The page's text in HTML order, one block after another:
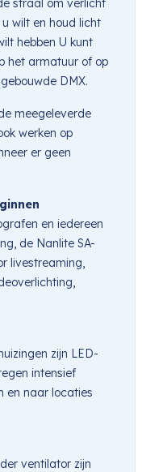
straal om verlicht
wilt en houd licht
hebben U kunt
het armatuur of op
DMX.
meegeleverde
werken op
er geen
en iedereen
de Nanlite SA-
livestreaming,
zijn LED-
intensief
en naar locaties
ventilator zijn